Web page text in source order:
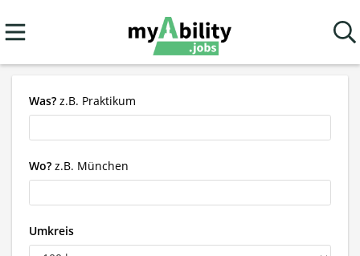
Was? z.B. Praktikum
Wo? z.B. München
Umkreis